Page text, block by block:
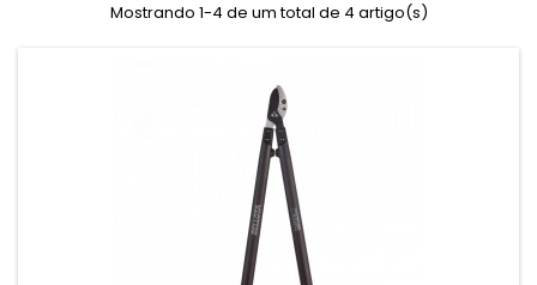
Mostrando 1-4 de um total de 4 artigo(s)